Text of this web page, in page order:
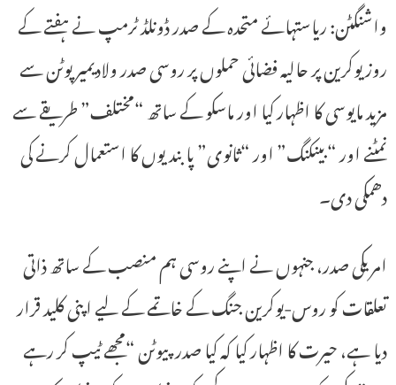
واشنگٹن: ریاستہائے متحدہ کے صدر ڈونلڈ ٹرمپ نے ہفتے کے
روز یوکرین پر حالیہ فضائی حملوں پر روسی صدر ولادیمیر پوٹن سے
مزید مایوسی کا اظہار کیا اور ماسکو کے ساتھ “مختلف” طریقے سے
نمٹنے اور “بینکنگ” اور “ثانوی” پابندیوں کا استعمال کرنے کی
دھمکی دی۔
امریکی صدر، جنہوں نے اپنے روسی ہم منصب کے ساتھ ذاتی
تعلقات کو روس-یوکرین جنگ کے خاتمے کے لیے اپنی کلید قرار
دیا ہے، حیرت کا اظہار کیا کہ کیا صدر پیوٹن “مجھے ٹیپ کر رہے